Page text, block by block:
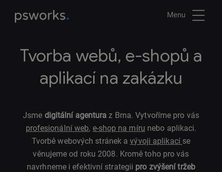
Menu
Tvorba webů, e-shopů a
aplikací na zakázku
Jsme digitální agentura z Brna. Vytvoříme pro vás
profesionální web, e-shop na míru nebo aplikaci.
Tvorbě webových stránek avývoji aplikací se
věnujeme od roku 2008. Kromě toho pro vás
navrhneme i efektivní strategii pro zvýšení tržeb